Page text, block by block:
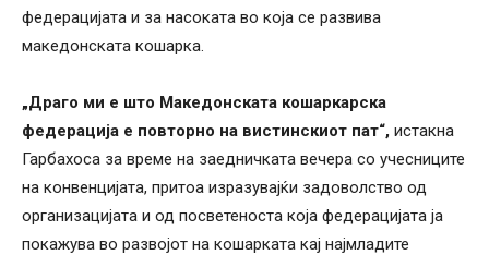
федерацијата и за насоката во која се развива
македонската кошарка.
„Драго ми е што Македонската кошаркарска
федерација е повторно на вистинскиот пат“, истакна
Гарбахоса за време на заедничката вечера со учесниците
на конвенцијата, притоа изразувајќи задоволство од
организацијата и од посветеноста која федерацијата ја
покажува во развојот на кошарката кај најмладите